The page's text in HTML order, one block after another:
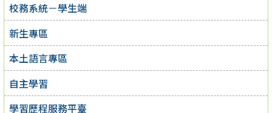
校務系統－學生端
新生專區
本土語言專區
自主學習
學習歷程服務平臺